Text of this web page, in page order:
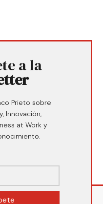
a la
Prieto sobre
Innovación,
at Work y